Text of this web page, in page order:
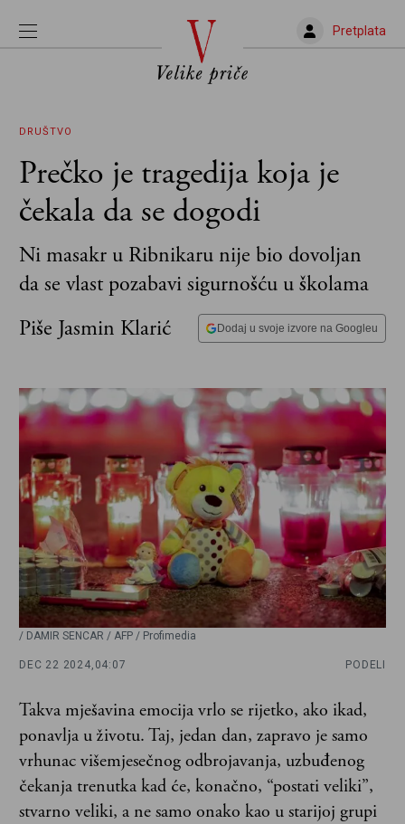
Pretplata
DRUŠTVO
Prečko je tragedija koja je
čekala da se dogodi
Ni masakr u Ribnikaru nije bio dovoljan
da se vlast pozabavi sigurnošću u školama
Piše Jasmin Klarić
Dodaj u svoje izvore na Googleu
/ DAMIR SENCAR / AFP / Profimedia
DEC 22 2024, 04:07 PODELI
Takva mješavina emocija vrlo se rijetko, ako ikad,
ponavlja u životu. Taj, jedan dan, zapravo je samo
vrhunac višemjesečnog odbrojavanja, uzbuđenog
čekanja trenutka kad će, konačno, “postati veliki”,
stvarno veliki, a ne samo onako kao u starijoj grupi